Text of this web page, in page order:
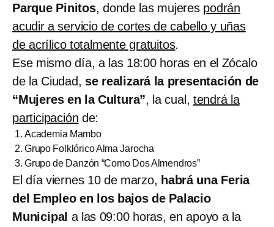
Parque Pinitos, donde las mujeres podrán
acudir a servicio de cortes de cabello y uñas
de acrílico totalmente gratuitos.
Ese mismo día, a las 18:00 horas en el Zócalo
de la Ciudad, se realizará la presentación de
“Mujeres en la Cultura”, la cual, tendrá la
participación de:
Academia Mambo
Grupo Folklórico Alma Jarocha
Grupo de Danzón “Como Dos Almendros”
El día viernes 10 de marzo, habrá una Feria
del Empleo en los bajos de Palacio
Municipal a las 09:00 horas, en apoyo a la